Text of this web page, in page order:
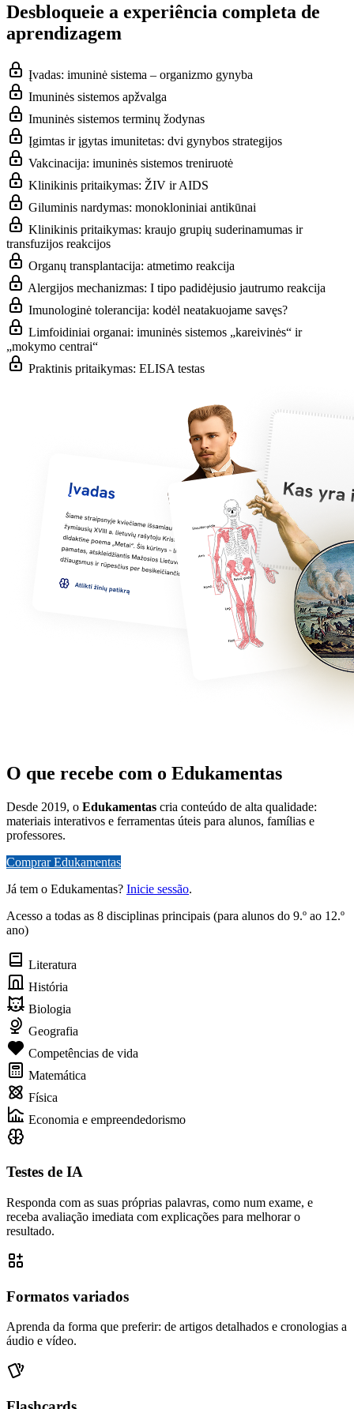
Desbloqueie a experiência completa de
aprendizagem
Įvadas: imuninė sistema – organizmo gynyba
Imuninės sistemos apžvalga
Imuninės sistemos terminų žodynas
Įgimtas ir įgytas imunitetas: dvi gynybos strategijos
Vakcinacija: imuninės sistemos treniruotė
Klinikinis pritaikymas: ŽIV ir AIDS
Giluminis nardymas: monokloniniai antikūnai
Klinikinis pritaikymas: kraujo grupių suderinamumas ir
transfuzijos reakcijos
Organų transplantacija: atmetimo reakcija
Alergijos mechanizmas: I tipo padidėjusio jautrumo reakcija
Imunologinė tolerancija: kodėl neatakuojame savęs?
Limfoidiniai organai: imuninės sistemos „kareivinės“ ir
„mokymo centrai“
Praktinis pritaikymas: ELISA testas
O que recebe com o Edukamentas
Desde 2019, o Edukamentas cria conteúdo de alta qualidade:
materiais interativos e ferramentas úteis para alunos, famílias e
professores.
Comprar Edukamentas
Já tem o Edukamentas? Inicie sessão.
Acesso a todas as 8 disciplinas principais (para alunos do 9.º ao 12.º
ano)
Literatura
História
Biologia
Geografia
Competências de vida
Matemática
Física
Economia e empreendedorismo
Testes de IA
Responda com as suas próprias palavras, como num exame, e
receba avaliação imediata com explicações para melhorar o
resultado.
Formatos variados
Aprenda da forma que preferir: de artigos detalhados e cronologias a
áudio e vídeo.